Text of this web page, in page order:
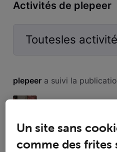
Activités de plepeer
Toutesles
activités
plepeer a suivi la
Bonjour, je voudrais rendre
plus. Que dois-je faire? Merci
Un site sans
comme des frites